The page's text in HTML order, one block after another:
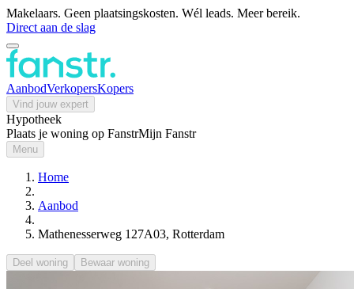
Makelaars. Geen plaatsingskosten. Wél leads. Meer bereik.
Direct aan de slag
AanbodVerkopersKopers
Vind jouw expert
Hypotheek
Plaats je woning op FanstrMijn Fanstr
Menu
Home
Aanbod
Mathenesserweg 127A03, Rotterdam
Deel woning Bewaar woning